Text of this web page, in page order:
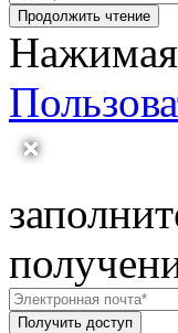
Продолжить чтение
Нажимая
Получить доступ